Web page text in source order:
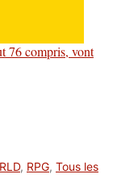
76 compris, vont
, RPG, Tous les